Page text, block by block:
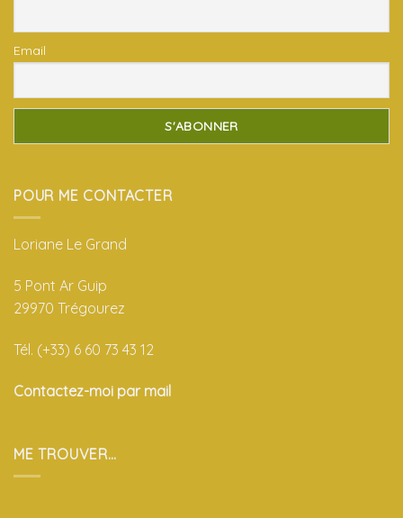
Email
POUR ME CONTACTER
Loriane Le Grand
5 Pont Ar Guip
29970 Trégourez
Tél. (+33) 6 60 73 43 12
Contactez-moi par mail
ME TROUVER…